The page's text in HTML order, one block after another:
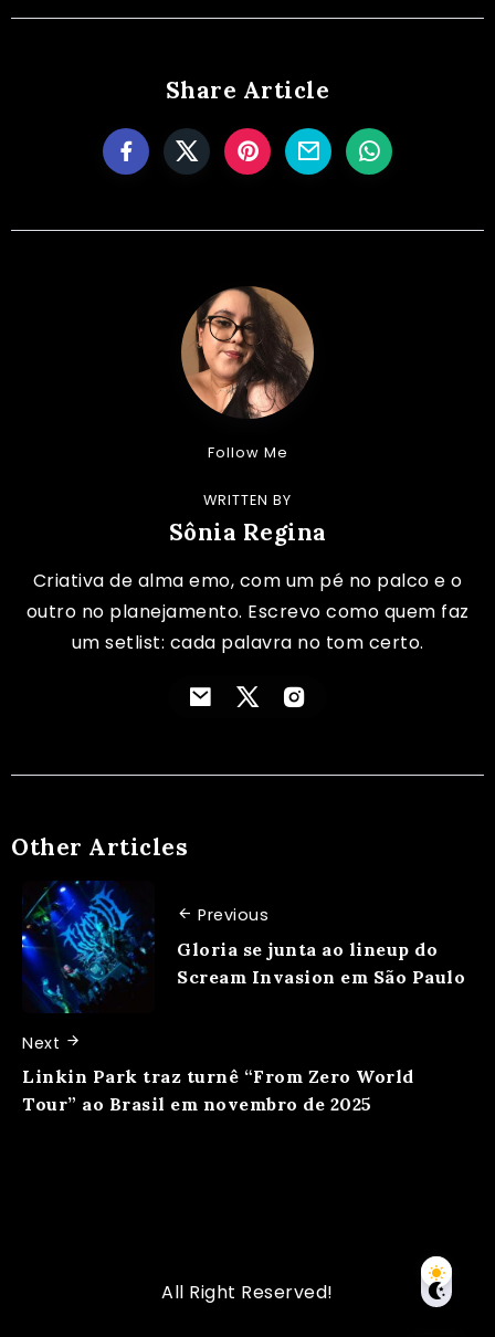
Share Article
Follow Me
WRITTEN BY
Sônia Regina
Criativa de alma emo, com um pé no palco e o
outro no planejamento. Escrevo como quem faz
um setlist: cada palavra no tom certo.
Other Articles
Previous
Gloria se junta ao lineup do
Scream Invasion em São Paulo
Next
Linkin Park traz turnê “From Zero World
Tour” ao Brasil em novembro de 2025
All Right Reserved!